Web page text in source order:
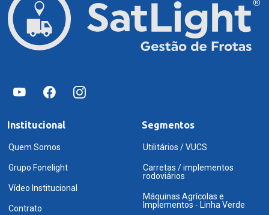
Institucional
Quem Somos
Grupo Fonelight
Vídeo Institucional
Contrato
Segmentos
Utilitários / VUCS
Carretas / implementos
rodoviários
Máquinas Agrícolas e
Implementos - Linha Verde